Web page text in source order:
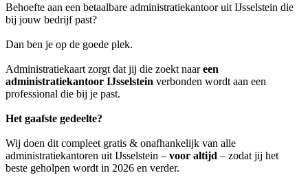
Behoefte aan een betaalbare administratiekantoor uit IJsselstein die
bij jouw bedrijf past?
Dan ben je op de goede plek.
Administratiekaart zorgt dat jij die zoekt naareen
administratiekantoor IJsselstein verbonden wordt aan een
professional die bij je past.
Het gaafste gedeelte?
Wij doen dit compleet gratis & onafhankelijk van alle
administratiekantoren uit IJsselstein – voor altijd – zodat jij het
beste geholpen wordt in 2026 en verder.